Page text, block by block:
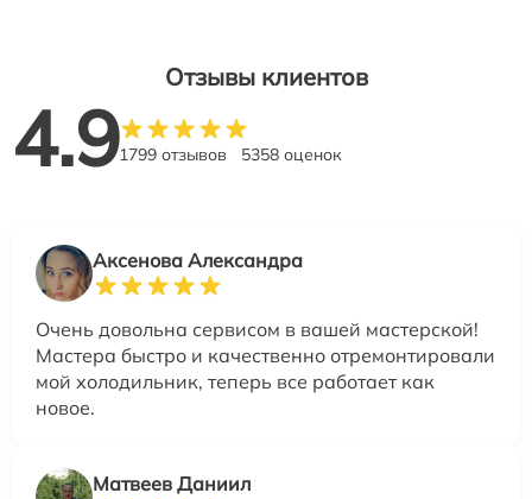
Отзывы клиентов
4.91799 отзывов 5358 оценок
Аксенова Александра
Очень довольна сервисом в вашей мастерской!
Мастера быстро и качественно отремонтировали
мой холодильник, теперь все работает как
новое.
Матвеев Даниил